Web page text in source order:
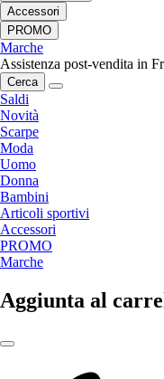
Accessori
PROMO
Marche
Assistenza post-vendita in
Cerca
Saldi
Novità
Scarpe
Moda
Uomo
Donna
Bambini
Articoli sportivi
Accessori
PROMO
Marche
Aggiunta al